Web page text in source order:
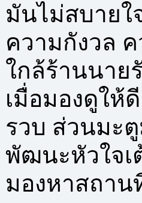
มันไม่สบายใ
ความกังวล
ใกล้ร้านนาย
เมื่อมองดูใ
รวบ ส่วนมะ
พัฒนะหัวใจเ
มองหาสถา